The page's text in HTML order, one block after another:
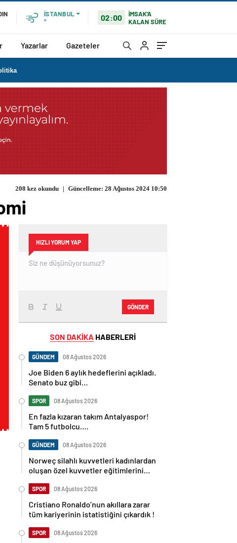
İSTANBUL
°
02:00
İMSAK'A
KALAN SÜRE
Yazarlar Gazeteler
208 kez okundu | Güncelleme: 28 Ağustos 2024 10:50
HIZLI YORUM YAP
GÖNDER
SON DAKİKA HABERLERİ
GÜNDEM 08 Ağustos 2026
Joe Biden 6 aylık hedeflerini açıkladı.
Senato buz gibi…
SPOR 08 Ağustos 2026
En fazla kızaran takım Antalyaspor!
Tam 5 futbolcu….
GÜNDEM 08 Ağustos 2026
Norweç silahlı kuvvetleri kadınlardan
oluşan özel kuvvetler eğitimlerini
SPOR 08 Ağustos 2026
Cristiano Ronaldo’nun akıllara zarar
tüm kariyerinin istatistiğini çıkardık !
SPOR 08 Ağustos 2026